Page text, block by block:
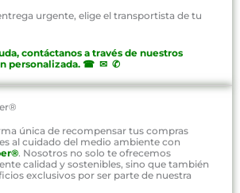
urgente, elige el transportista de tu
contáctanos a través de nuestros
personalizada. ☎ ✉ ✆
única de recompensar tus compras
al cuidado del medio ambiente con
. Nosotros no solo te ofrecemos
calidad y sostenibles, sino que también
exclusivos por ser parte de nuestra